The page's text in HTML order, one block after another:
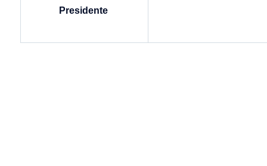
Presidente